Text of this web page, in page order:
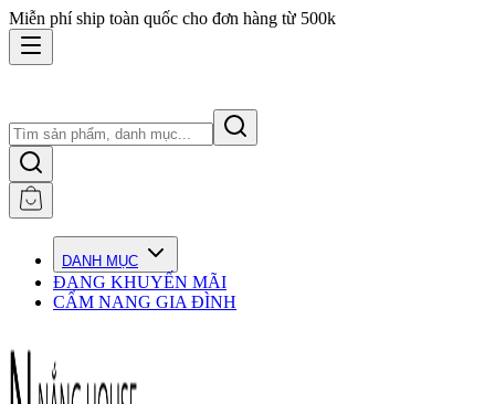
Miễn phí ship toàn quốc cho đơn hàng từ 500k
DANH MỤC
ĐANG KHUYẾN MÃI
CẨM NANG GIA ĐÌNH